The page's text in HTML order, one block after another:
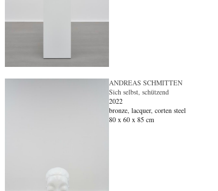
ANDREAS SCHMITTEN
Sich selbst, schützend
2022
bronze, lacquer, corten steel
80 x 60 x 85 cm